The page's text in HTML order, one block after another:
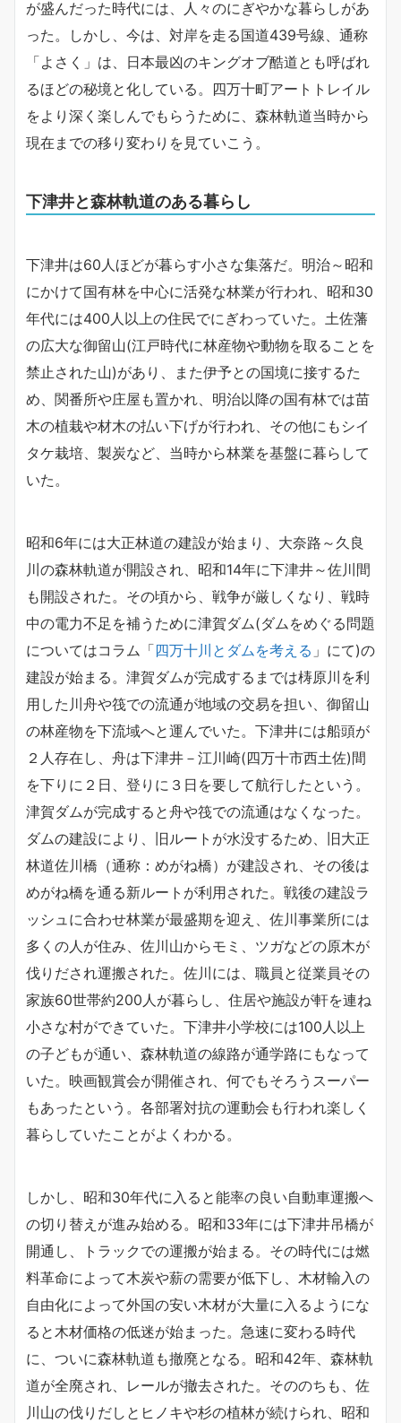
が盛んだった時代には、人々のにぎやかな暮らしがあ
った。しかし、今は、対岸を走る国道439号線、通称
「よさく」は、日本最凶のキングオブ酷道とも呼ばれ
るほどの秘境と化している。四万十町アートトレイル
をより深く楽しんでもらうために、森林軌道当時から
現在までの移り変わりを見ていこう。
下津井と森林軌道のある暮らし
下津井は60人ほどが暮らす小さな集落だ。明治～昭和
にかけて国有林を中心に活発な林業が行われ、昭和30
年代には400人以上の住民でにぎわっていた。土佐藩
の広大な御留山(江戸時代に林産物や動物を取ることを
禁止された山)があり、また伊予との国境に接するた
め、関番所や庄屋も置かれ、明治以降の国有林では苗
木の植栽や材木の払い下げが行われ、その他にもシイ
タケ栽培、製炭など、当時から林業を基盤に暮らして
いた。
昭和6年には大正林道の建設が始まり、大奈路～久良
川の森林軌道が開設され、昭和14年に下津井～佐川間
も開設された。その頃から、戦争が厳しくなり、戦時
中の電力不足を補うために津賀ダム(ダムをめぐる問題
についてはコラム「四万十川とダムを考える 」にて)の
建設が始まる。津賀ダムが完成するまでは梼原川を利
用した川舟や筏での流通が地域の交易を担い、御留山
の林産物を下流域へと運んでいた。下津井には船頭が
２人存在し、舟は下津井－江川崎(四万十市西土佐)間
を下りに２日、登りに３日を要して航行したという。
津賀ダムが完成すると舟や筏での流通はなくなった。
ダムの建設により、旧ルートが水没するため、旧大正
林道佐川橋（通称：めがね橋）が建設され、その後は
めがね橋を通る新ルートが利用された。戦後の建設ラ
ッシュに合わせ林業が最盛期を迎え、佐川事業所には
多くの人が住み、佐川山からモミ、ツガなどの原木が
伐りだされ運搬された。佐川には、職員と従業員その
家族60世帯約200人が暮らし、住居や施設が軒を連ね
小さな村ができていた。下津井小学校には100人以上
の子どもが通い、森林軌道の線路が通学路にもなって
いた。映画観賞会が開催され、何でもそろうスーパー
もあったという。各部署対抗の運動会も行われ楽しく
暮らしていたことがよくわかる。
しかし、昭和30年代に入ると能率の良い自動車運搬へ
の切り替えが進み始める。昭和33年には下津井吊橋が
開通し、トラックでの運搬が始まる。その時代には燃
料革命によって木炭や薪の需要が低下し、木材輸入の
自由化によって外国の安い木材が大量に入るようにな
ると木材価格の低迷が始まった。急速に変わる時代
に、ついに森林軌道も撤廃となる。昭和42年、森林軌
道が全廃され、レールが撤去された。そののちも、佐
川山の伐りだしとヒノキや杉の植林が続けられ、昭和